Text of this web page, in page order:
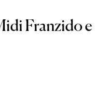
Franzido e